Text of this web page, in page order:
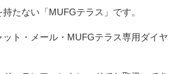
たない「MUFGテラス」です。
ト・メール・MUFGテラス専用ダイヤ